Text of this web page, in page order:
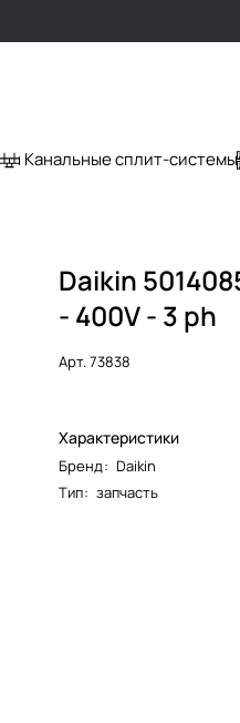
Канальные сплит-системы
Daikin
- 400V - 3 ph
Арт.73838
Характеристики
Бренд: Daikin
Тип: запчасть